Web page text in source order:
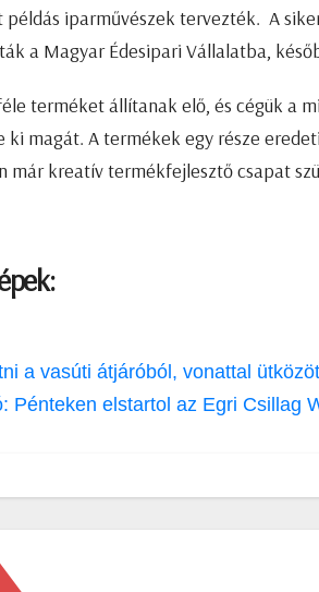
iparművészek tervezték. A
a Magyar Édesipari Vállalatba,
terméket állítanak elő, és cégük a
ki magát. A termékek egy része
már kreatív termékfejlesztő csapat
a vasúti átjáróból, vonattal
Pénteken elstartol az Egri Csillag